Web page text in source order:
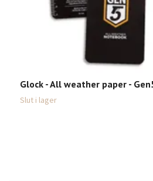
Glock - All weather paper -
Slut i lager